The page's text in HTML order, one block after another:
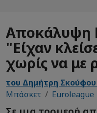
Αποκάλυψη
"Είχαν
χωρίς να με
του Δημήτρη Σκούφου
Μπάσκετ
Euroleague